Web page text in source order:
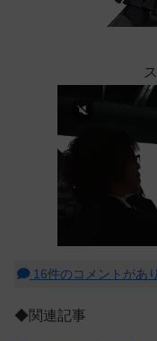
16件のコメントがあ
◆関連記事